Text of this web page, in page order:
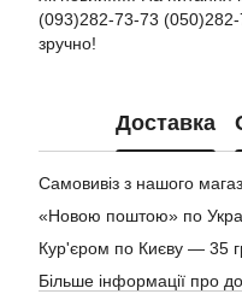
(093)282-73-73
зручно!
Доставка
Самовивіз з нашого
«Новою поштою» по
Кур'єром по Києву — 35
Більше інформації про